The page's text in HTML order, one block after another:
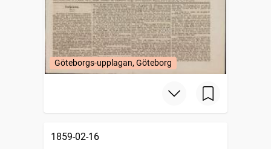
Göteborgs-upplagan, Göteborg
1859-02-16